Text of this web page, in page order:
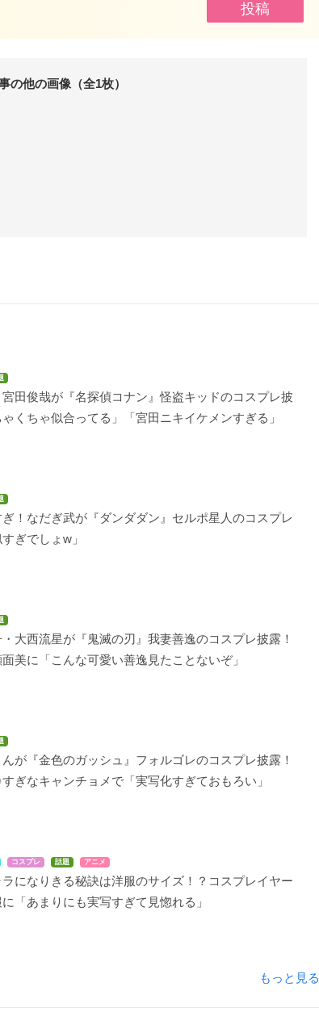
の他の画像（全1枚）
田俊哉が『名探偵コナン』怪盗キッドのコスプレ披
くちゃ似合ってる」「宮田ニキイケメンすぎる」
！なだぎ武が『ダンダダン』セルポ星人のコスプレ
ぎでしょw」
大西流星が『鬼滅の刃』我妻善逸のコスプレ披露！
美に「こんな可愛い善逸見たことないぞ」
が『金色のガッシュ』フォルゴレのコスプレ披露！
ぎなキャンチョメで「実写化すぎておもろい」
コスプレ 話題 アニメ
になりきる秘訣は洋服のサイズ！？コスプレイヤー
「あまりにも実写すぎて見惚れる」
もっと見る